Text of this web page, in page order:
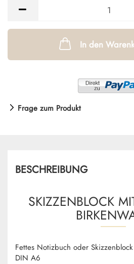
In den
Frage zum Produkt
BESCHREIBUNG
SKIZZENBLOCK
Fettes Notizbuch oder
DIN A6